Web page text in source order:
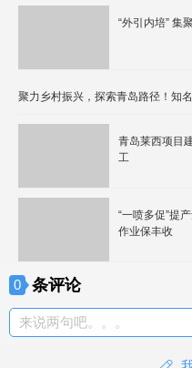
“外引内培” 集
聚力乡村振兴，探索青岛路径！知
青岛莱西项目
工
“一喷多促”提
作业保丰收
0 条评论
来说两句吧。。。